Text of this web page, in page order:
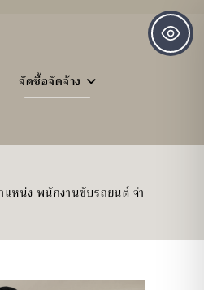
จัดซื้อจัดจ้าง
แหน่ง พนักงานขับรถยนต์ จำนวน 1 อัต